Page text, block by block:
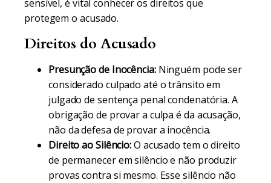
sensível, é vital conhecer os direitos que
protegem o acusado.
Direitos do Acusado
Presunção de Inocência:Ninguém pode ser
considerado culpado até o trânsito em
julgado de sentença penal condenatória. A
obrigação de provar a culpa é da acusação,
não da defesa de provar a inocência.
Direito ao Silêncio:O acusado tem o direito
de permanecer em silêncio e não produzir
provas contra si mesmo. Esse silêncio não